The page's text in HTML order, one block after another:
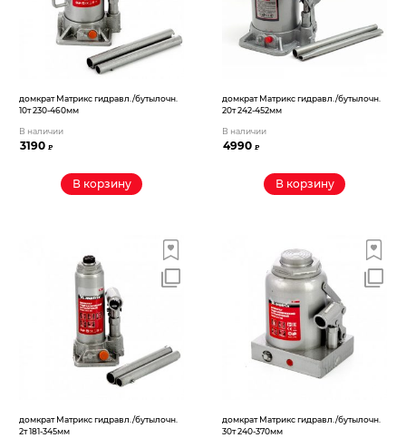
домкрат Матрикс гидравл./бутылочн.
10т 230-460мм
В наличии
3190₽
В корзину
домкрат Матрикс гидравл./бутылочн.
20т 242-452мм
В наличии
4990₽
В корзину
домкрат Матрикс гидравл./бутылочн.
2т 181-345мм
домкрат Матрикс гидравл./бутылочн.
30т 240-370мм